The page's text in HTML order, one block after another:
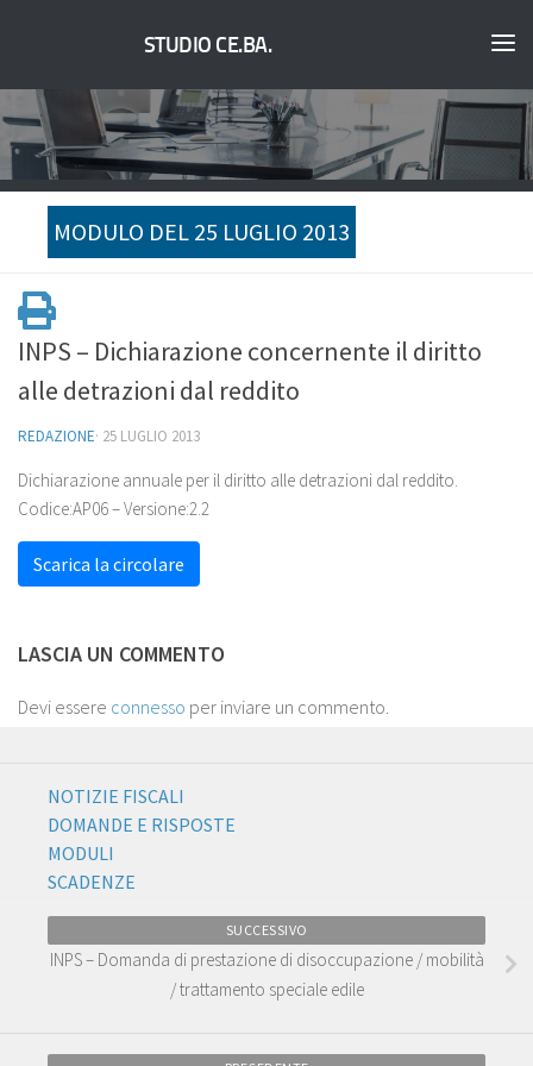
STUDIO CE.BA.
MODULO DEL 25 LUGLIO 2013
INPS – Dichiarazione concernente il diritto
alle detrazioni dal reddito
REDAZIONE· 25 LUGLIO 2013
Dichiarazione annuale per il diritto alle detrazioni dal reddito.
Codice:AP06– Versione:2.2
Scarica la circolare
LASCIA UN COMMENTO
Devi essere connesso per inviare un commento.
NOTIZIE FISCALI
DOMANDE E RISPOSTE
MODULI
SCADENZE
SUCCESSIVO
INPS – Domanda di prestazione di disoccupazione / mobilità
/ trattamento speciale edile